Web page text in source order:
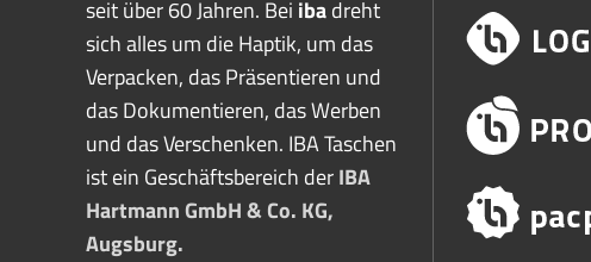
seit über 60 Jahren. Bei ibadreht
sich alles um die Haptik, um das
Verpacken, das Präsentieren und
das Dokumentieren, das Werben
und das Verschenken. IBA Taschen
ist ein Geschäftsbereich derIBA
Hartmann GmbH & Co. KG,
Augsburg.